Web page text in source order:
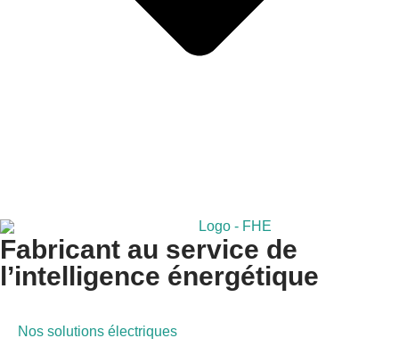
Fabricant au service de
l’intelligence énergétique
Nos solutions électriques